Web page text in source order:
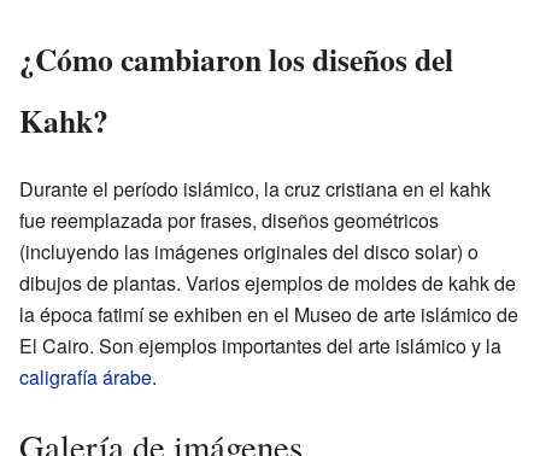
¿Cómo cambiaron los diseños del
Kahk?
Durante el período islámico, la cruz cristiana en el kahk
fue reemplazada por frases, diseños geométricos
(incluyendo las imágenes originales del disco solar) o
dibujos de plantas. Varios ejemplos de moldes de kahk de
la época fatimí se exhiben en el Museo de arte islámico de
El Cairo. Son ejemplos importantes del arte islámico y la
caligrafía árabe.
Galería de imágenes